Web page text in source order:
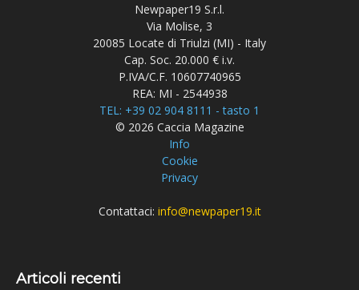
Newpaper19 S.r.l.
Via Molise, 3
20085 Locate di Triulzi (MI) - Italy
Cap. Soc. 20.000 € i.v.
P.IVA/C.F. 10607740965
REA: MI - 2544938
TEL: +39 02 904 8111 - tasto 1
© 2026 Caccia Magazine
Info
Cookie
Privacy
Contattaci: info@newpaper19.it
Articoli recenti